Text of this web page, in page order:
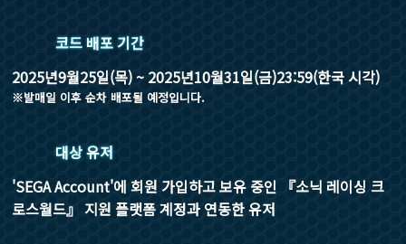
코드 배포 기간
2025년9월25일(목) ~ 2025년10월31일(금)23:59(한국 시각)
※발매일 이후 순차 배포될 예정입니다.
대상 유저
'SEGA Account'에 회원 가입하고 보유 중인 『소닉 레이싱 크
로스월드』 지원 플랫폼 계정과 연동한 유저